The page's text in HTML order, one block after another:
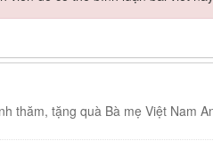
thăm, tặng quà Bà mẹ Việt Nam